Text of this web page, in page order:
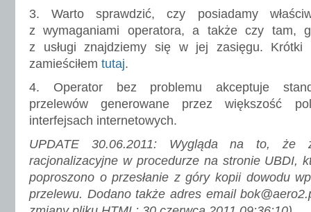
3. Warto sprawdzić, czy posiadamy
z wymaganiami operatora, a także czy tam,
z usługi znajdziemy się w jej zasięgu.
zamieściłem tutaj.
4. Operator bez problemu akceptuje
przelewów generowane przez większość
interfejsach internetowych.
UPDATE 30.06.2011: Wygląda na to, że
racjonalizacyjne w procedurze na stronie UBDI,
poproszono o przesłanie z góry kopii dowodu
przelewu. Dodano także adres email